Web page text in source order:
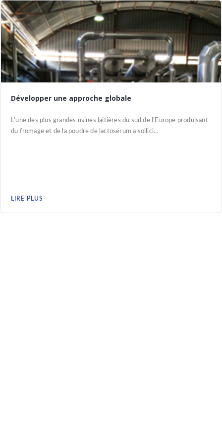
Développer une approche globale
L’une des plus grandes usines laitières du sud de l’Europe produisant
du fromage et de la poudre de lactosérum a sollici...
LIRE PLUS